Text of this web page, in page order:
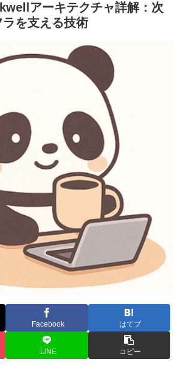
アーキテクチャ詳解：次
を支える技術
Facebook はてブ
LINE コピー